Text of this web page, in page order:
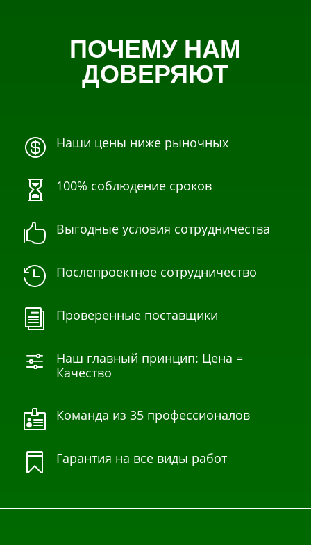
ПОЧЕМУ НАМ
ДОВЕРЯЮТ
 Наши цены ниже рыночных
 100% соблюдение сроков
 Выгодные условия сотрудничества
 Послепроектное сотрудничество
i Проверенные поставщики
f
Наш главный принцип: Цена =
Качество
 Команда из 35 профессионалов
 Гарантия на все виды работ